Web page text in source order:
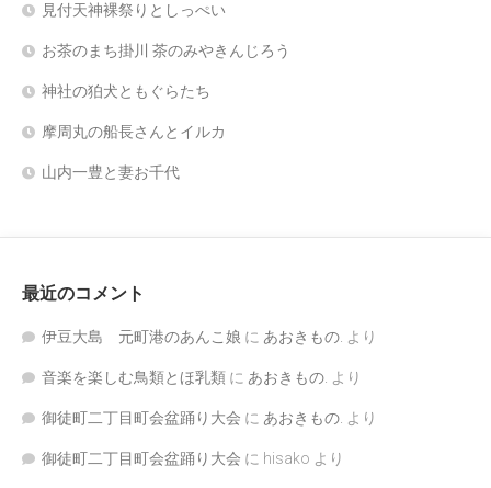
見付天神裸祭りとしっぺい
お茶のまち掛川 茶のみやきんじろう
神社の狛犬ともぐらたち
摩周丸の船長さんとイルカ
山内一豊と妻お千代
最近のコメント
伊豆大島 元町港のあんこ娘 に あおきもの. より
音楽を楽しむ鳥類とほ乳類 に あおきもの. より
御徒町二丁目町会盆踊り大会 に あおきもの. より
御徒町二丁目町会盆踊り大会 に hisako より